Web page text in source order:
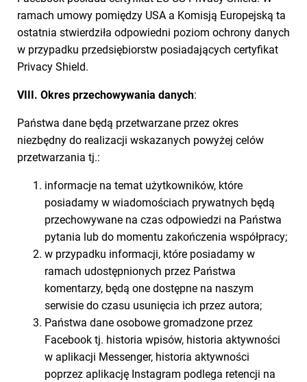
ramach umowy pomiędzy USA a Komisją Europejską ta
ostatnia stwierdziła odpowiedni poziom ochrony danych
w przypadku przedsiębiorstw posiadających certyfikat
Privacy Shield.
VIII. Okres przechowywania danych:
Państwa dane będą przetwarzane przez okres
niezbędny do realizacji wskazanych powyżej celów
przetwarzania tj.:
informacje na temat użytkowników, które
posiadamy w wiadomościach prywatnych będą
przechowywane na czas odpowiedzi na Państwa
pytania lub do momentu zakończenia współpracy;
w przypadku informacji, które posiadamy w
ramach udostępnionych przez Państwa
komentarzy, będą one dostępne na naszym
serwisie do czasu usunięcia ich przez autora;
Państwa dane osobowe gromadzone przez
Facebook tj. historia wpisów, historia aktywności
w aplikacji Messenger, historia aktywności
poprzez aplikację Instagram podlega retencji na